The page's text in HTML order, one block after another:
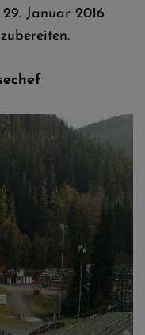
Januar 2016